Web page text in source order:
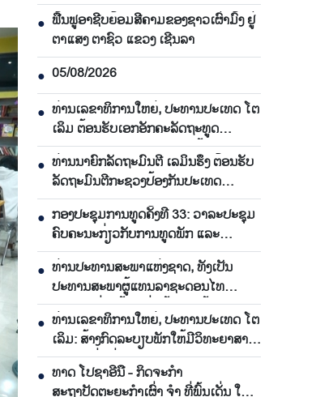
● ຟື້​ນ​ຟູ​ອາ​ຊີບ​ຍ້ອມ​ສີ​ຄາມຂອງ​ຊາວ​ເຜົ່າ​ມົ້ງ​ ຢູ່​
ຕາ​ແສງ ຕາ​ຊົວ ແຂວງ ເຊີນ​ລາ
● 05/08/2026
● ທ່ານເລຂາທິການໃຫຍ່, ປະທານປະເທດ ໂຕ
ເລິມ ຕ້ອນຮັບເອກອັກຄະລັດຖະທູດ
ມາເລເຊຍ ປະຈຳ ຫວຽດນາມ ສິ້ນສຸດອາຍຸ
ການປະຕິບັດງານ
● ທ່ານນາຍົກລັດຖະມົນຕີ ເລມິນຮຶງ ຕ້ອນຮັບ
ລັດຖະມົນຕີກະຊວງປ້ອງກັນປະເທດ
ມາເລເຊຍ
● ກອງປະຊຸມການທູດຄັ້ງທີ 33: ວາລະປະຊຸມ
ຄົບຄະນະກ່ຽວກັບການທູດພັກ ແລະ
ການທູດປະຊາຊົນ
● ທ່ານປະທານສະພາແຫ່ງຊາດ, ທັງເປັນ
ປະທານສະພາຜູ້ແທນລາຊະດອນໄທ
ມາຮອດ ຮ່າໂນ້ຍ, ເລີ່ມຕົ້ນການຢ້ຽມຢາມ
ຫວຽດນາມ ຢ່າງເປັນທາງການ
● ທ່ານເລຂາທິການໃຫຍ່, ປະທານປະເທດ ໂຕ
ເລິມ: ສ້າງກົດລະບຽບພັກໃຫ້ມີວິທະຍາສາດ,
ປະຕິບັດຢ່າງງ່າຍດາຍ ແລະ ມີກຳລັງຊີວິດ
ຍາວນານ
● ທາດ ໂປຊາອີນື - ກິດຈະກຳ
ສະຖາປັດຕະຍະກຳເຜົ່າ ຈຳ ທີ່ພົ້ນເດັ່ນ ໃນ